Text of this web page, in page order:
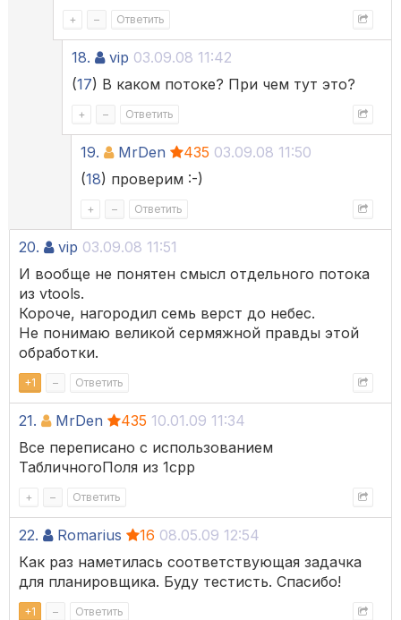
+ – Ответить
18. vip 03.09.08 11:42
(17) В каком потоке? При чем тут это?
+ – Ответить
19. MrDen 435 03.09.08 11:50
(18) проверим :-)
+ – Ответить
20. vip 03.09.08 11:51
И вообще не понятен смысл отдельного потока
из vtools.
Короче, нагородил семь верст до небес.
Не понимаю великой сермяжной правды этой
обработки.
+1 – Ответить
21. MrDen 435 10.01.09 11:34
Все переписано с использованием
ТабличногоПоля из 1cpp
+ – Ответить
22. Romarius 16 08.05.09 12:54
Как раз наметилась соответствующая задачка
для планировщика. Буду тестисть. Спасибо!
+1 – Ответить